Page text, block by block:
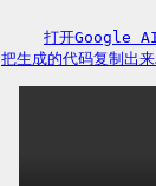
打开Google
把生成的代码复制